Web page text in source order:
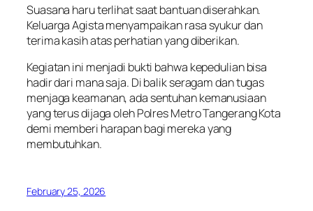
Suasana haru terlihat saat bantuan diserahkan.
Keluarga Agista menyampaikan rasa syukur dan
terima kasih atas perhatian yang diberikan.
Kegiatan ini menjadi bukti bahwa kepedulian bisa
hadir dari mana saja. Di balik seragam dan tugas
menjaga keamanan, ada sentuhan kemanusiaan
yang terus dijaga oleh Polres Metro Tangerang Kota
demi memberi harapan bagi mereka yang
membutuhkan.
February 25, 2026